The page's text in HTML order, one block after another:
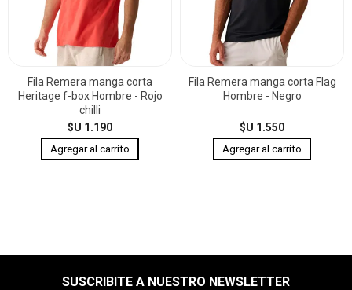
Fila Remera manga corta
Heritage f-box Hombre - Rojo
chilli
$U 1.190
Fila Remera manga corta Flag
Hombre - Negro
$U 1.550
SUSCRIBITE A NUESTRO NEWSLETTER